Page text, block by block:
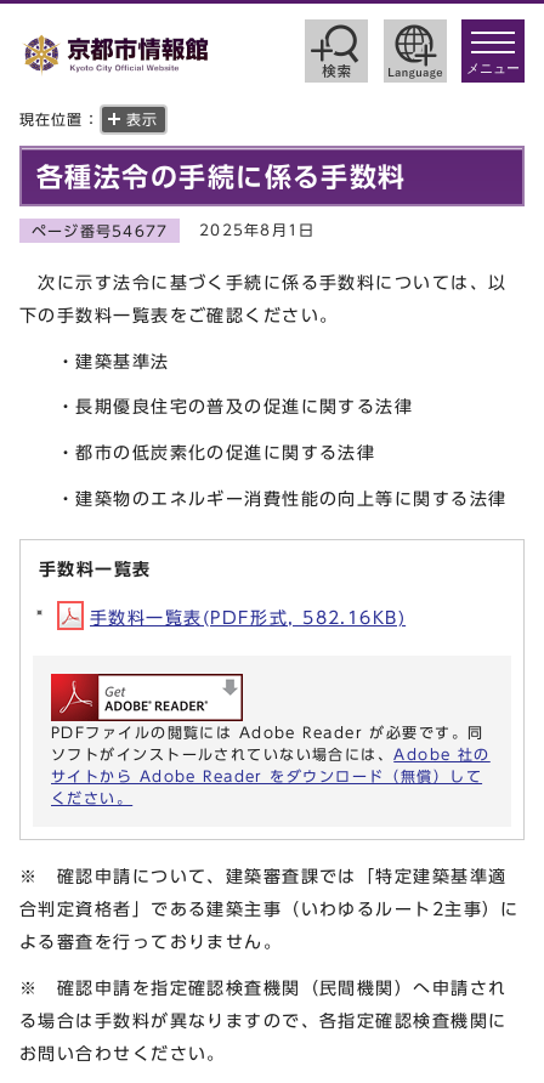
toggle
メニュー
現在位置： 表示
各種法令の手続に係る手数料
ページ番号54677 2025年8月1日
次に示す法令に基づく手続に係る手数料については、以
下の手数料一覧表をご確認ください。
・建築基準法
・長期優良住宅の普及の促進に関する法律
・都市の低炭素化の促進に関する法律
・建築物のエネルギー消費性能の向上等に関する法律
手数料一覧表
手数料一覧表(PDF形式, 582.16KB)
PDFファイルの閲覧には Adobe Reader が必要です。同
ソフトがインストールされていない場合には、 Adobe 社の
サイトから Adobe Reader をダウンロード（無償）して
ください。
※ 確認申請について、建築審査課では「特定建築基準適
合判定資格者」である建築主事（いわゆるルート2主事）に
よる審査を行っておりません。
※ 確認申請を指定確認検査機関（民間機関）へ申請され
る場合は手数料が異なりますので、各指定確認検査機関に
お問い合わせください。